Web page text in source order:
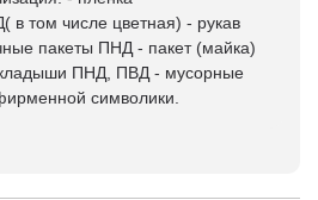
в том числе цветная) - рукав
пакеты ПНД - пакет (майка)
ПНД, ПВД - мусорные
символики.